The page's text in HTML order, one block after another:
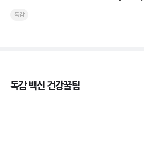
독감
독감 백신 건강꿀팁